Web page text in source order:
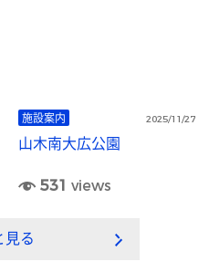
施設案内 2025/11/27
山木南大広公園
531 views
見る